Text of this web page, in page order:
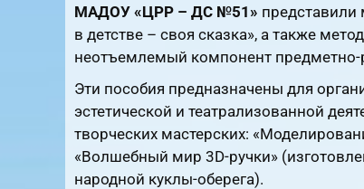
МАДОУ «ЦРР – ДС №51»
в детстве – своя сказка», а также
неотъемлемый компонент
Эти пособия предназначены для
эстетической и театрализованной
творческих мастерских:
«Волшебный мир 3D-ручки»
народной куклы-оберега).